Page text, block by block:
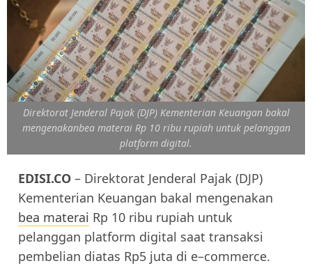
Direktorat Jenderal Pajak (DJP) Kementerian Keuangan bakal
mengenakanbea materai Rp 10 ribu rupiah untuk pelanggan
platform digital.
EDISI.CO – Direktorat Jenderal Pajak (DJP)
Kementerian Keuangan bakal mengenakan
bea materai Rp 10 ribu rupiah untuk
pelanggan platform digital saat transaksi
pembelian diatas Rp5 juta di e–commerce.